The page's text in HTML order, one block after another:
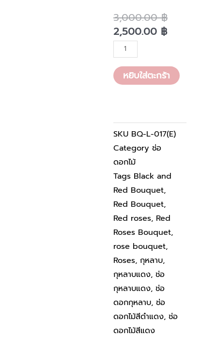
3,000.00฿Original
price
2,500.00 ฿
Current
price
จำนวน
BQ-
L-
017(E)
หยิบใส่ตะกร้า
SKU BQ-L-017(E)
Category ช่อ
ดอกไม้
Tags Black and
Red Bouquet,
Red Bouquet,
Red roses, Red
Roses Bouquet,
rose bouquet,
Roses, กุหลาบ,
กุหลาบแดง, ช่อ
กุหลาบแดง, ช่อ
ดอกกุหลาบ, ช่อ
ดอกไม้สีดำแดง, ช่อ
ดอกไม้สีแดง